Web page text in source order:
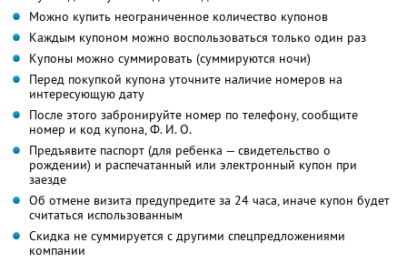
Можно купить неограниченное количество купонов
Каждым купоном можно воспользоваться только один раз
Купоны можно суммировать (суммируются ночи)
Перед покупкой купона уточните наличие номеров на
интересующую дату
После этого забронируйте номер по телефону, сообщите
номер и код купона, Ф. И. О.
Предъявите паспорт (для ребенка — свидетельство о
рождении) и распечатанный или электронный купон при
заезде
Об отмене визита предупредите за 24 часа, иначе купон будет
считаться использованным
Скидка не суммируется с другими спецпредложениями
компании